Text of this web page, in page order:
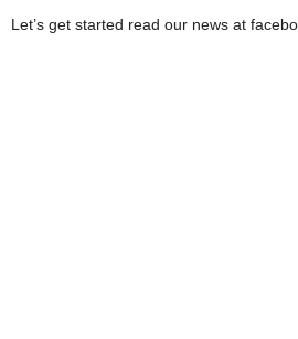
Let’s get started read our news at